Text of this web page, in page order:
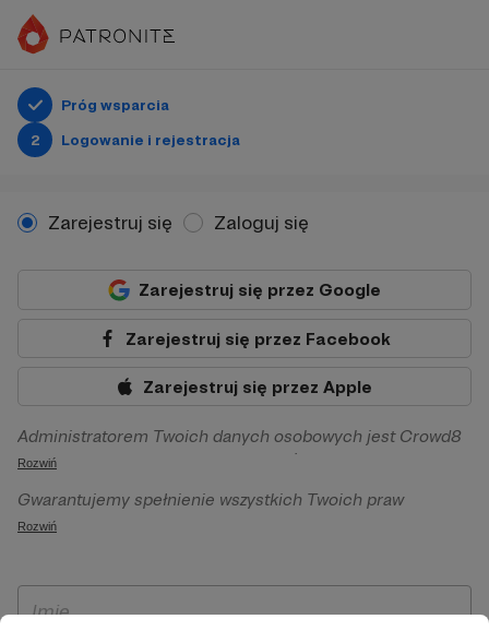
Próg wsparcia
2
Logowanie i rejestracja
Zarejestruj się Zaloguj się
Zarejestruj się przez Google
Zarejestruj się przez Facebook
Zarejestruj się przez Apple
Administratorem Twoich danych osobowych jest Crowd8
sp. z o.o. z siedziba w Warszawie, ul. Żwirki i Wigury 16, 02-
092 Warszawa. Twoje dane osobowe będą przetwarzane w
szczególności w celu wykonania umowy zawartej z Tobą, w
Patronite.pl, w tym możliwości dokonywania oraz
otrzymywania wsparcia na naszej platformie oraz
Rozwiń
Gwarantujemy spełnienie wszystkich Twoich praw
wynikających z ogólnego rozporządzenia o ochronie
ich przenoszenia, niepodlegania zautomatyzowanemu
Rozwiń